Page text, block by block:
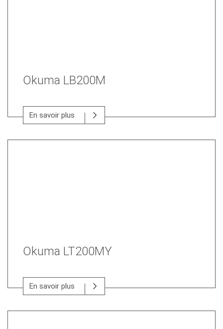
Okuma LB200M
En savoir plus
Okuma LT200MY
En savoir plus